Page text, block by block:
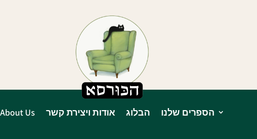
הספרים שלנו הבלוג אודות ויצירת קשר About Us